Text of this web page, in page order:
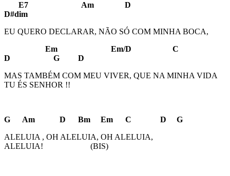
E7 Am D
D#dim
EU QUERO DECLARAR, NÃO SÓ COM MINHA BOCA,
Em Em/D C
D G D
MAS TAMBÉM COM MEU VIVER, QUE NA MINHA VIDA
TU ÉS SENHOR !!
G Am D Bm Em C D G
ALELUIA , OH ALELUIA, OH ALELUIA,
ALELUIA! (BIS)